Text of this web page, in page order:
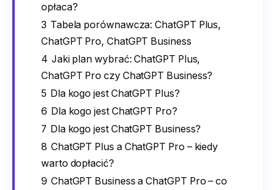
opłaca?
3 Tabela porównawcza: ChatGPT Plus,
ChatGPT Pro, ChatGPT Business
4 Jaki plan wybrać: ChatGPT Plus,
ChatGPT Pro czy ChatGPT Business?
5 Dla kogo jest ChatGPT Plus?
6 Dla kogo jest ChatGPT Pro?
7 Dla kogo jest ChatGPT Business?
8 ChatGPT Plus a ChatGPT Pro – kiedy
warto dopłacić?
9 ChatGPT Business a ChatGPT Pro – co